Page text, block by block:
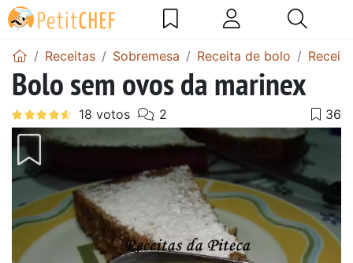
Receitas Sobremesa Receita de bolo
Bolo sem ovos da marinex